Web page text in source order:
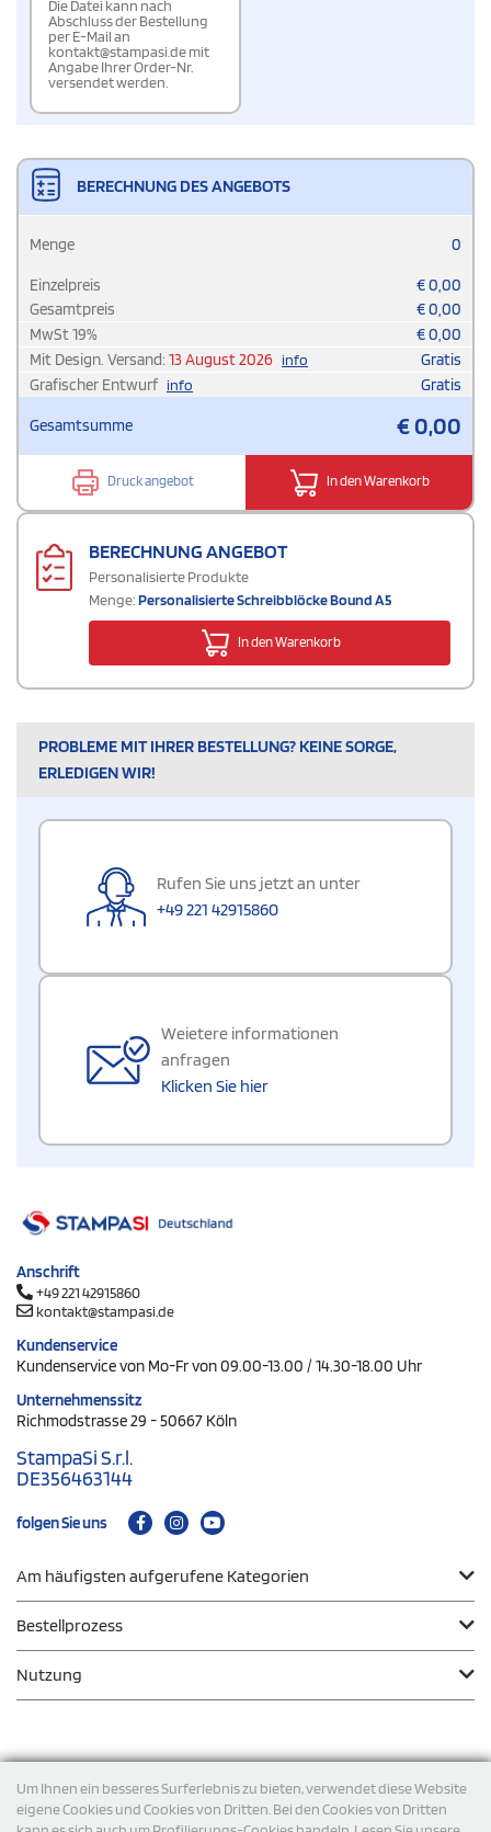
Um Ihnen ein besseres Surferlebnis zu bieten, verwendet diese Website
eigene Cookies und Cookies von Dritten. Bei den Cookies von Dritten
Die Datei kann nach
Abschluss der Bestellung
per E-Mail an
kontakt@stampasi.de mit
Angabe Ihrer Order-Nr.
versendet werden.
BERECHNUNG DES ANGEBOTS
Menge 0
Einzelpreis €0,00
Gesamtpreis
€0,00
MwSt19% €0,00
Mit Design. Versand: 13 August 2026 info
Gratis
Grafischer Entwurf info Gratis
Gesamtsumme €0,00
Druck angebot In den Warenkorb
BERECHNUNG ANGEBOT
Personalisierte Produkte
Menge:Personalisierte Schreibblöcke Bound A5
In den Warenkorb
PROBLEME MIT IHRER BESTELLUNG? KEINE SORGE,
ERLEDIGEN WIR!
Rufen Sie uns jetzt an unter
+49 221 42915860
Weietere informationen
anfragen
Klicken Sie hier
Anschrift
+49 221 42915860
kontakt@stampasi.de
Kundenservice
Kundenservice von Mo-Fr von 09.00-13.00 / 14.30-18.00 Uhr
Unternehmenssitz
Richmodstrasse 29 - 50667 Köln
StampaSi S.r.l.
DE356463144
folgen Sie uns
Am häufigsten aufgerufene Kategorien
Bestellprozess
Nutzung